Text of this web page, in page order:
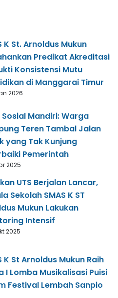
K St. Arnoldus Mukun
Predikat Akreditasi
Konsistensi Mutu
di Manggarai Timur
2026
Sosial Mandiri: Warga
Teren Tambal Jalan
yang Tak Kunjung
Pemerintah
2025
UTS Berjalan Lancar,
Sekolah SMAS K ST
Mukun Lakukan
Intensif
2025
K St Arnoldus Mukun Raih
I Lomba Musikalisasi Puisi
Festival Lembah Sanpio